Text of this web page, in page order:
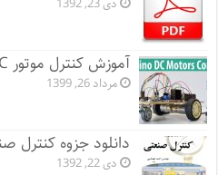
آموزش کنترل موتور DC با آردوینو
مرداد 26, 1399
دانلود جزوه کنترل
دی 22, 1392